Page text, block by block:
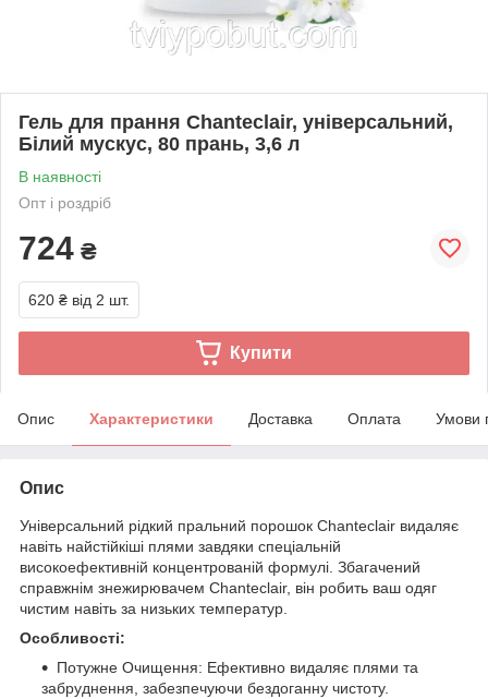
Гель для прання Chanteclair, універсальний,
Білий мускус, 80 прань, 3,6 л
В наявності
Опт і роздріб
724 ₴
620 ₴ від 2 шт.
Купити
Опис Характеристики Доставка Оплата Умови
Опис
Універсальний рідкий пральний порошок Chanteclair видаляє
навіть найстійкіші плями завдяки спеціальній
високоефективній концентрованій формулі. Збагачений
справжнім знежирювачем Chanteclair, він робить ваш одяг
чистим навіть за низьких температур.
Особливості:
Потужне Очищення: Ефективно видаляє плями та
забруднення, забезпечуючи бездоганну чистоту.